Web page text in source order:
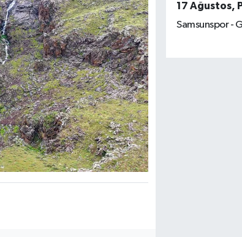
17 Ağustos,
Samsunspor -